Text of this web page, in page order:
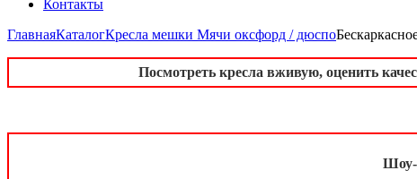
Контакты
ГлавнаяКаталогКресла мешки Мячи оксфорд / дюспо
Посмотреть кресла вживую, оценить
Шоу-